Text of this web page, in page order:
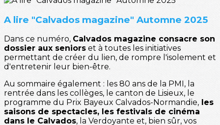
A lire "Calvados magazine" Automne 2025
Dans ce numéro, Calvados magazine consacre son
dossier aux seniors et à toutes les initiatives
permettant de créer du lien, de rompre l'isolement et
d'entretenir leur bien-être.
Au sommaire également : les 80 ans de la PMI, la
rentrée dans les collèges, le canton de Lisieux, le
programme du Prix Bayeux Calvados-Normandie, les
saisons de spectacles, les festivals de cinéma
dans le Calvados, la Verdoyante et, bien sûr, vos